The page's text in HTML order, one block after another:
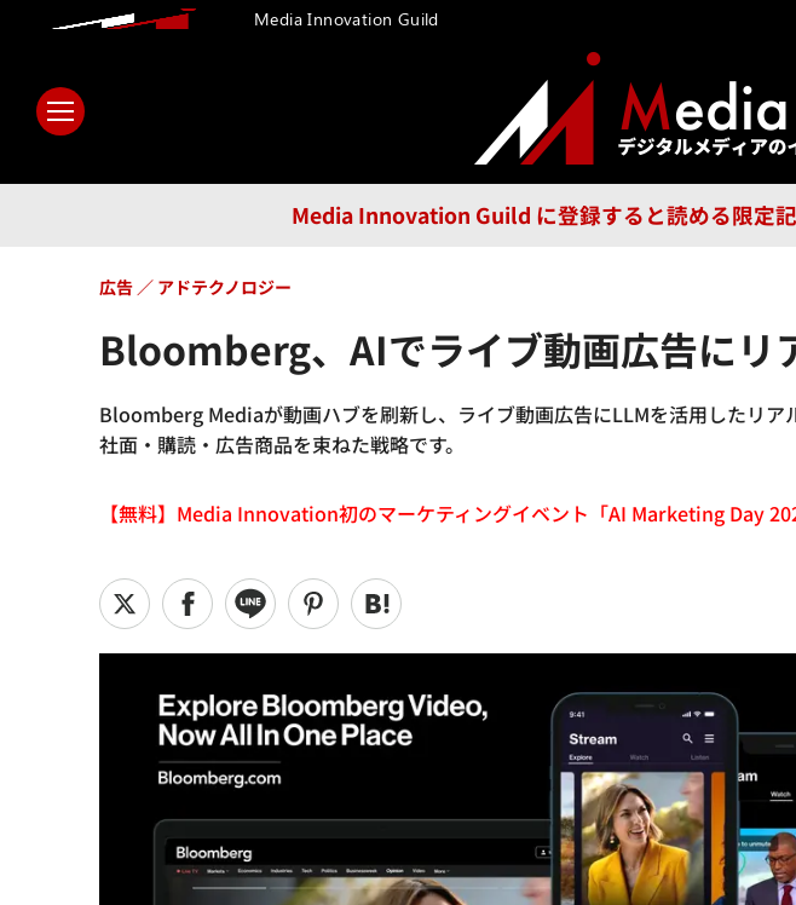
Media Innovation Guild に登録すると読める限定
メディア テクノロジー 広告
Bloomberg、AIでライブ動画広告にリ
Bloomberg Mediaが動画ハブを刷新し、ライブ動画広告にLLMを活用したリ
社面・購読・広告商品を束ねた戦略です。
広告 アドテクノロジー
【無料】Media Innovation初のマーケティングイベント「AI Marketing Day
Media Innovation Guild